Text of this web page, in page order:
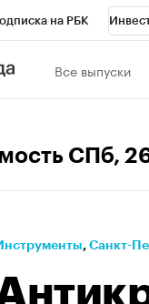
на РБК
Все выпуски
СПб,
⁠, Санкт-